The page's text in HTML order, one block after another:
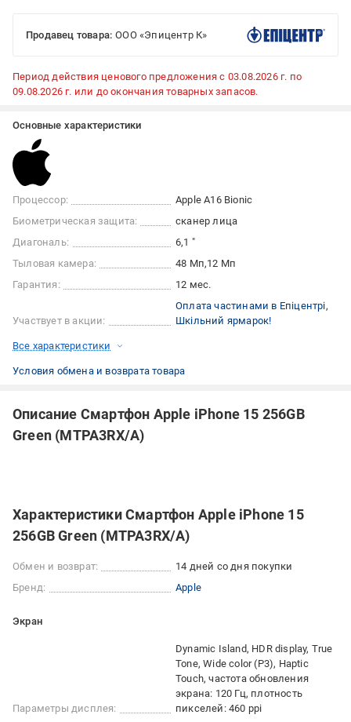
Продавец товара: ООО «Эпицентр К»
Период действия ценового предложения с 03.08.2026 г. по
09.08.2026 г. или до окончания товарных запасов.
Основные характеристики
Процессор:
Apple A16 Bionic
Биометрическая защита:
сканер лица
Диагональ:
6,1 "
Тыловая камера:
48 Мп 12 Мп
Гарантия:
12 мес.
Участвует в акции:
Оплата частинами в Епіцентрі
Шкільний ярмарок!
Все характеристики
Условия обмена и возврата товара
Описание Смартфон Apple iPhone 15 256GB
Green (MTPA3RX/A)
Характеристики Смартфон Apple iPhone 15
256GB Green (MTPA3RX/A)
Обмен и возврат:
14 дней со дня покупки
Бренд:
Apple
Экран
Параметры дисплея:
Dynamic Island, HDR display, True
Tone, Wide color (P3), Haptic
Touch, частота обновления
экрана: 120 Гц, плотность
пикселей: 460 ppi